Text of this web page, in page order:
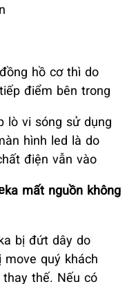
hồ cơ thì do
điểm bên trong
lò vi sóng sử dụng
hình led là do
điện vẫn vào
mất nguồn không
bị đứt dây do
quý khách
thế. Nếu có